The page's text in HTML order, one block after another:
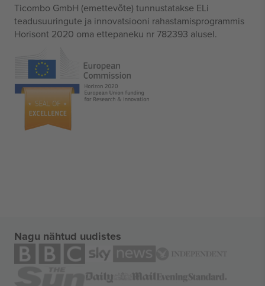
Ticombo GmbH (emettevõte) tunnustatakse ELi
teadusuuringute ja innovatsiooni rahastamisprogrammis
Horisont 2020 oma ettepaneku nr 782393 alusel.
Nagu nähtud uudistes